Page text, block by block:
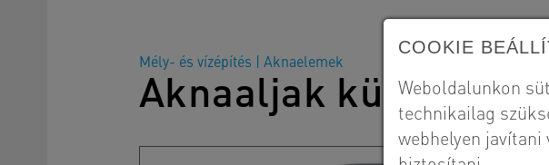
Mély- és vízépítés | Aknaelemek
Aknaaljak künettel
COOKIE
Weboldalunkon
technikailag
webhelyen